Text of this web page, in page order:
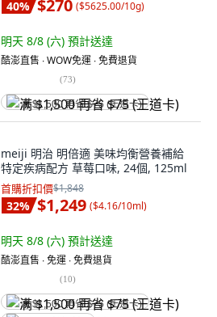
40% $270 ($5625.00/10g)
明天 8/8 (六) 預計送達
酷澎直售 ∙ WOW免運 ∙ 免費退貨
(73)
满 $1,500 再省 $75 (王道卡)
meiji 明治 明倍適 美味均衡營養補給
特定疾病配方 草莓口味, 24個, 125ml
首購折扣價$1,848
32% $1,249 ($4.16/10ml)
明天 8/8 (六) 預計送達
酷澎直售 ∙ 免運 ∙ 免費退貨
(10)
满 $1,500 再省 $75 (王道卡)